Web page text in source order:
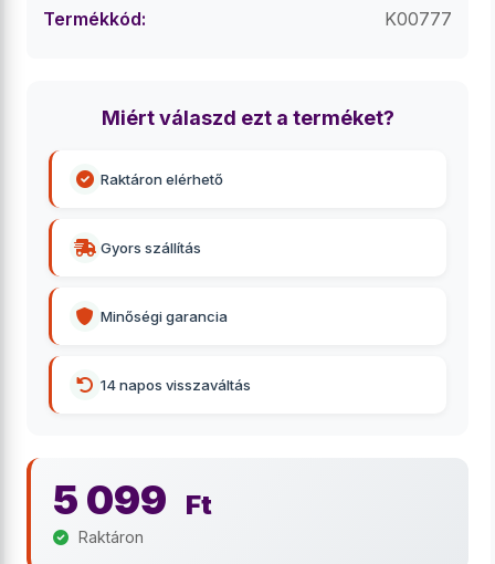
Termékkód: K00777
Miért válaszd ezt a terméket?
Raktáron elérhető
Gyors szállítás
Minőségi garancia
14 napos visszaváltás
5 099 Ft
Raktáron